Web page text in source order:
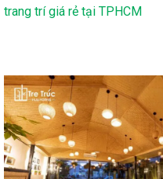
trang trí giá rẻ tại TPHCM